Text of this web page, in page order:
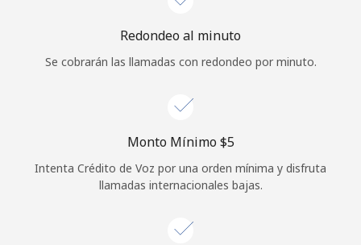
Iniciar Sesión
Continuar con
Redondeo al minuto
Se cobrarán las llamadas con redondeo por minuto.
Monto Mínimo ⁦$5⁩
Intenta Crédito de Voz por una orden mínima y disfruta
llamadas internacionales bajas.